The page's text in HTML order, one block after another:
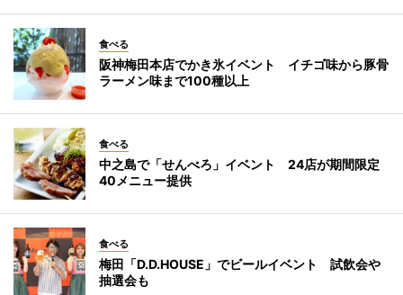
食べる
阪神梅田本店でかき氷イベント イチゴ味から豚骨
ラーメン味まで100種以上
食べる
中之島で「せんべろ」イベント 24店が期間限定
40メニュー提供
食べる
梅田「D.D.HOUSE」でビールイベント 試飲会や
抽選会も